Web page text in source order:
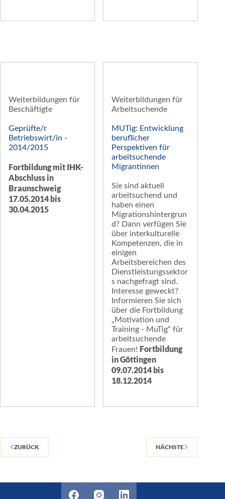
Weiterbildungen für
Beschäftigte
Geprüfte/r
Betriebswirt/in -
2014/2015
Fortbildung mit IHK-
Abschluss in
Braunschweig
17.05.2014 bis
30.04.2015
Weiterbildungen für
Arbeitsuchende
MUTig: Entwicklung
beruflicher
Perspektiven für
arbeitsuchende
Migrantinnen
Sie sind aktuell
arbeitsuchend und
haben einen
Migrationshintergrun
d? Dann verfügen Sie
über interkulturelle
Kompetenzen, die in
einigen
Arbeitsbereichen des
Dienstleistungssektor
s nachgefragt sind.
Interesse geweckt?
Informieren Sie sich
über die Fortbildung
„Motivation und
Training - MuTig“ für
arbeitsuchende
Frauen! Fortbildung
in Göttingen
09.07.2014 bis
18.12.2014
ZURÜCK NÄCHSTE